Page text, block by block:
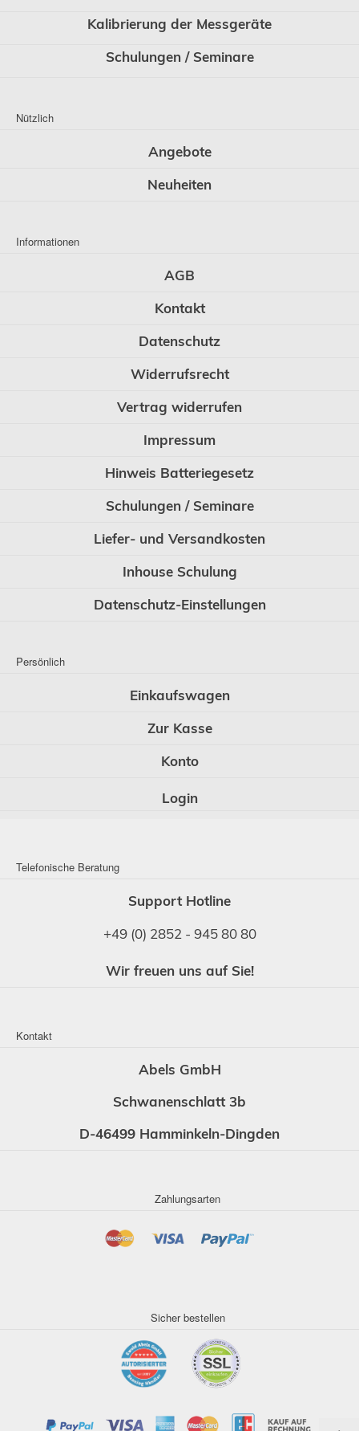
Kalibrierung der Messgeräte
Schulungen / Seminare
Nützlich
Angebote
Neuheiten
Informationen
AGB
Kontakt
Datenschutz
Widerrufsrecht
Vertrag widerrufen
Impressum
Hinweis Batteriegesetz
Schulungen / Seminare
Liefer- und Versandkosten
Inhouse Schulung
Datenschutz-Einstellungen
Persönlich
Einkaufswagen
Zur Kasse
Konto
Login
Telefonische Beratung
Support Hotline
+49 (0) 2852 - 945 80 80
Wir freuen uns auf Sie!
Kontakt
Abels GmbH
Schwanenschlatt 3b
D-46499 Hamminkeln-Dingden
Zahlungsarten
Sicher bestellen